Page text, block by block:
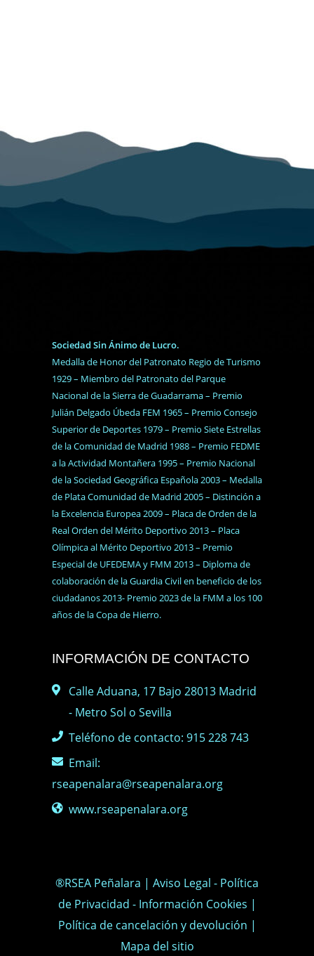
Sociedad Sin Ánimo de Lucro.
Medalla de Honor del Patronato Regio de Turismo
1929 – Miembro del Patronato del Parque
Nacional de la Sierra de Guadarrama – Premio
Julián Delgado Úbeda FEM 1965 – Premio Consejo
Superior de Deportes 1979 – Premio Siete Estrellas
de la Comunidad de Madrid 1988 – Premio FEDME
a la Actividad Montañera 1995 – Premio Nacional
de la Sociedad Geográfica Española 2003 – Medalla
de Plata Comunidad de Madrid 2005 – Distinción a
la Excelencia Europea 2009 – Placa de Orden de la
Real Orden del Mérito Deportivo 2013 – Placa
Olímpica al Mérito Deportivo 2013 – Premio
Especial de UFEDEMA y FMM 2013 – Diploma de
colaboración de la Guardia Civil en beneficio de los
ciudadanos 2013- Premio 2023 de la FMM a los 100
años de la Copa de Hierro.
INFORMACIÓN DE CONTACTO
Calle Aduana, 17 Bajo 28013 Madrid
- Metro Sol o Sevilla
Teléfono de contacto: 915 228 743
Email:
rseapenalara@rseapenalara.org
www.rseapenalara.org
®RSEA Peñalara | Aviso Legal - Política
de Privacidad - Información Cookies |
Política de cancelación y devolución |
Mapa del sitio